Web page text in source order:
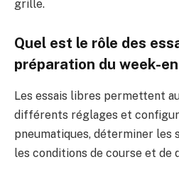
grille.
Quel est le rôle des
préparation du week-
Les essais libres permettent
différents réglages et
pneumatiques, déterminer
les conditions de course et de